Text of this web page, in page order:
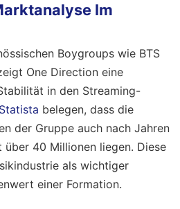
Im
Boygroups wie BTS
One Direction eine
in den Streaming-
Statista belegen, dass die
der Gruppe auch nach Jahren
40 Millionen liegen. Diese
als wichtiger
einer Formation.